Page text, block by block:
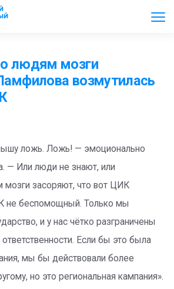
людям мозги
возмутилась
ложь. Ложь! — эмоционально
— Или люди не знают, или
мозги засоряют, что вот ЦИК
беспомощный. Только мы
и у нас чётко разграничены
Если бы это была
мы бы действовали более
но это региональная кампания».